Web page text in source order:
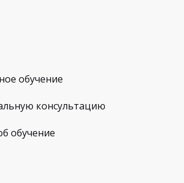
обучение
консультацию
обучение